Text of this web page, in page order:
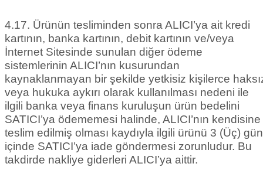
4.17. Ürünün tesliminden sonra ALICI’ya ait kredi
kartının, banka kartının, debit kartının ve/veya
İnternet Sitesinde sunulan diğer ödeme
sistemlerinin ALICI’nın kusurundan
kaynaklanmayan bir şekilde yetkisiz kişilerce
veya hukuka aykırı olarak kullanılması nedeni ile
ilgili banka veya finans kuruluşun ürün bedelini
SATICI’ya ödememesi halinde, ALICI’nın kendisine
teslim edilmiş olması kaydıyla ilgili ürünü 3 (Üç) gün
içinde SATICI’ya iade göndermesi zorunludur. Bu
takdirde nakliye giderleri ALICI’ya aittir.